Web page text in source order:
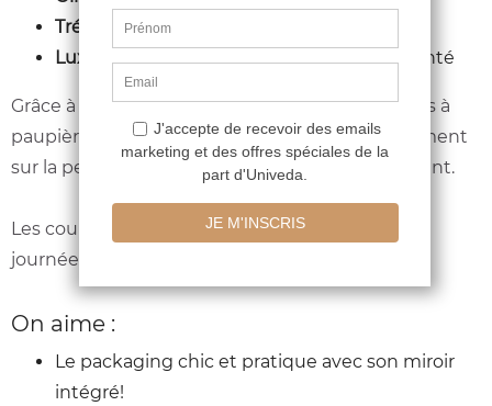
Trésor
- un brun doré finition mat
Luxe
- un brun mat profond et très pigmenté
Grâce à l'huile de jojoba contenue dans les Fards à
paupières, la matière s'applique et s'étire facilement
sur la peau tout en l'hydratant et en la protégeant.
Les couleurs sont intenses et tiennent toute la
journée sans filer!
On aime :
Le packaging chic et pratique avec son miroir
intégré!